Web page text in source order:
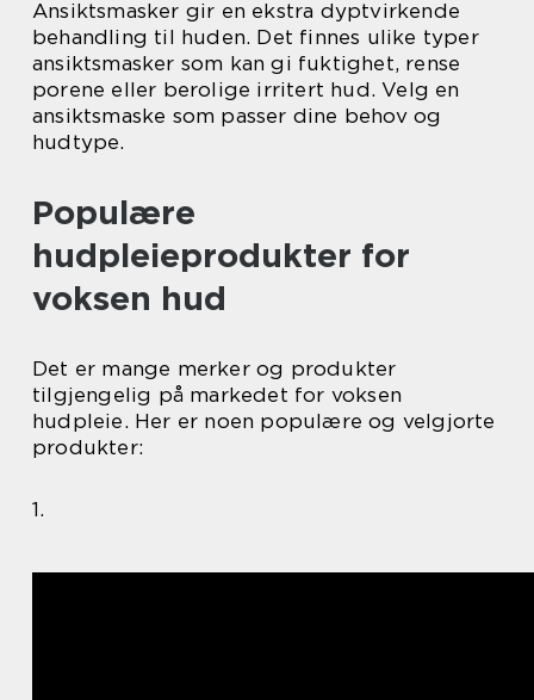
Ansiktsmasker gir en ekstra dyptvirkende
behandling til huden. Det finnes ulike typer
ansiktsmasker som kan gi fuktighet, rense
porene eller berolige irritert hud. Velg en
ansiktsmaske som passer dine behov og
hudtype.
Populære
hudpleieprodukter for
voksen hud
Det er mange merker og produkter
tilgjengelig på markedet for voksen
hudpleie. Her er noen populære og velgjorte
produkter:
1.